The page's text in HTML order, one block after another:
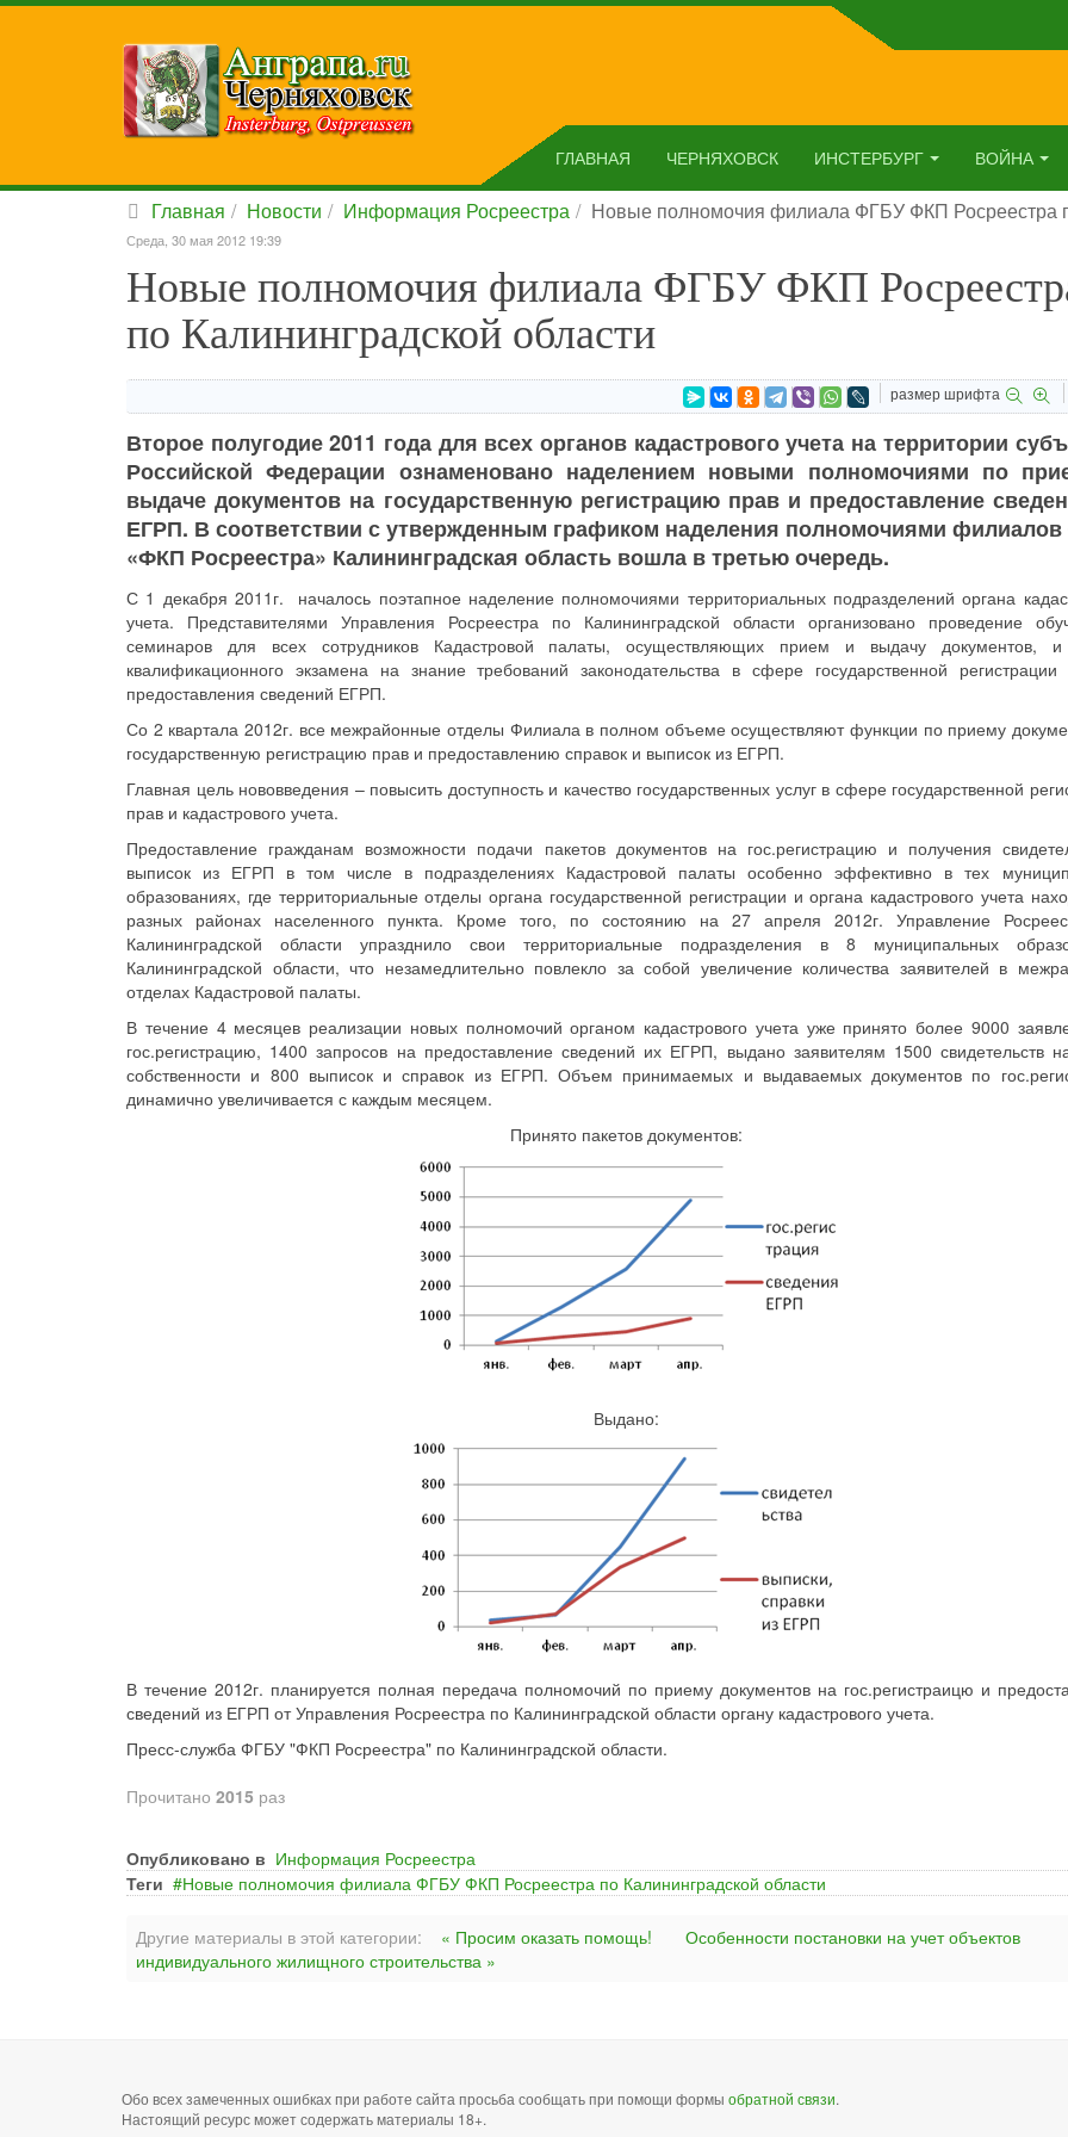
ГЛАВНАЯ ЧЕРНЯХОВСК ИНСТЕРБУРГ ВОЙНА
Главная Новости Информация Росреестра Новые полномочия филиала ФГБУ ФКП Росреестра
Среда, 30 мая 2012 19:39
Новые полномочия филиала ФГБУ ФКП
по Калининградской области
размер шрифта
Второе полугодие 2011 года для всех органов кадастрового учета на территории
Российской Федерации ознаменовано наделением новыми полномочиями по
выдаче документов на государственную регистрацию прав и предоставление
ЕГРП. В соответствии с утвержденным графиком наделения полномочиями
«ФКП Росреестра» Калининградская область вошла в третью очередь.
С 1 декабря 2011г. началось поэтапное наделение полномочиями территориальных подразделений органа
учета. Представителями Управления Росреестра по Калининградской области организовано проведение
семинаров для всех сотрудников Кадастровой палаты, осуществляющих прием и выдачу документов,
квалификационного экзамена на знание требований законодательства в сфере государственной
предоставления сведений ЕГРП.
Со 2 квартала 2012г. все межрайонные отделы Филиала в полном объеме осуществляют функции по приему
государственную регистрацию прав и предоставлению справок и выписок из ЕГРП.
Главная цель нововведения – повысить доступность и качество государственных услуг в сфере государственной
прав и кадастрового учета.
Предоставление гражданам возможности подачи пакетов документов на гос.регистрацию и получения
выписок из ЕГРП в том числе в подразделениях Кадастровой палаты особенно эффективно в тех
образованиях, где территориальные отделы органа государственной регистрации и органа кадастрового учета
разных районах населенного пункта. Кроме того, по состоянию на 27 апреля 2012г. Управление
Калининградской области упразднило свои территориальные подразделения в 8 муниципальных
Калининградской области, что незамедлительно повлекло за собой увеличение количества заявителей в
отделах Кадастровой палаты.
В течение 4 месяцев реализации новых полномочий органом кадастрового учета уже принято более 9000
гос.регистрацию, 1400 запросов на предоставление сведений их ЕГРП, выдано заявителям 1500 свидетельств
собственности и 800 выписок и справок из ЕГРП. Объем принимаемых и выдаваемых документов по
динамично увеличивается с каждым месяцем.
Принято пакетов документов:
Выдано:
В течение 2012г. планируется полная передача полномочий по приему документов на гос.регистраицю и
сведений из ЕГРП от Управления Росреестра по Калининградской области органу кадастрового учета.
Пресс-служба ФГБУ "ФКП Росреестра" по Калининградской области.
Прочитано 2015 раз
Опубликовано в Информация Росреестра
Теги
Новые полномочия филиала ФГБУ ФКП Росреестра по Калининградской области
Другие материалы в этой категории: « Просим оказать помощь!
Особенности постановки на учет объектов
индивидуального жилищного строительства »
Обо всех замеченных ошибках при работе сайта просьба сообщать при помощи формы обратной связи.
Настоящий ресурс может содержать материалы 18+.